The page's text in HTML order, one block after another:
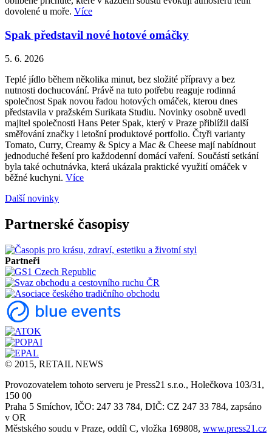
dovolené u moře. Více
Spak představil nové hotové omáčky
5. 6. 2026
Teplé jídlo během několika minut, bez složité přípravy a bez
nutnosti dochucování. Právě na tuto potřebu reaguje rodinná
společnost Spak novou řadou hotových omáček, kterou dnes
představila v pražském Surikata Studiu. Novinky osobně uvedl
majitel společnosti Hans Peter Spak, který v Praze přiblížil další
směřování značky i letošní produktové portfolio. Čtyři varianty
Tomato, Curry, Creamy & Spicy a Mac & Cheese mají nabídnout
jednoduché řešení pro každodenní domácí vaření. Součástí setkání
byla také ochutnávka, která ukázala praktické využití omáček v
běžné kuchyni. Více
Další novinky
Partnerské časopisy
Partneři
© 2015, RETAIL NEWS
Provozovatelem tohoto serveru je Press21 s.r.o., Holečkova 103/31,
150 00
Praha 5 Smíchov, IČO: 247 33 784, DIČ: CZ 247 33 784, zapsáno
v OR
Městského soudu v Praze, oddíl C, vložka 169808, www.press21.cz